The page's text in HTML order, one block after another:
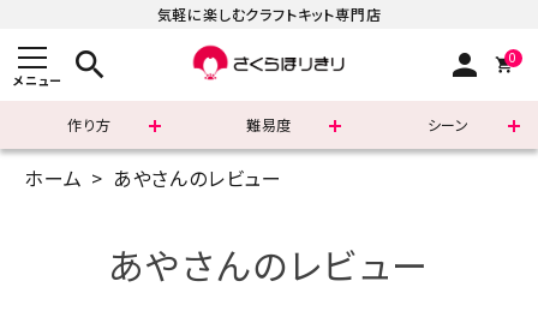
気軽に楽しむクラフトキット専門店
メニュー search person 0
作り方 難易度 シーン
まずはこちら
ホーム あやさんのレビュー
あやさんのレビュー